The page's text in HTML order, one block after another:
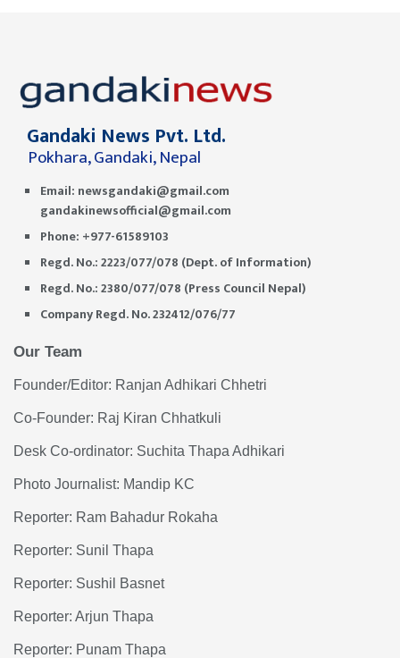
Gandaki News Pvt. Ltd.
Pokhara, Gandaki, Nepal
Email: newsgandaki@gmail.com
gandakinewsofficial@gmail.com
Phone: +977-61589103
Regd. No.: 2223/077/078 (Dept. of Information)
Regd. No.: 2380/077/078 (Press Council Nepal)
Company Regd. No. 232412/076/77
Our Team
Founder/Editor: Ranjan Adhikari Chhetri
Co-Founder: Raj Kiran Chhatkuli
Desk Co-ordinator: Suchita Thapa Adhikari
Photo Journalist: Mandip KC
Reporter: Ram Bahadur Rokaha
Reporter: Sunil Thapa
Reporter: Sushil Basnet
Reporter: Arjun Thapa
Reporter: Punam Thapa